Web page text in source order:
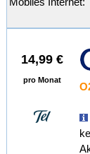
14,99 €
pro Monat